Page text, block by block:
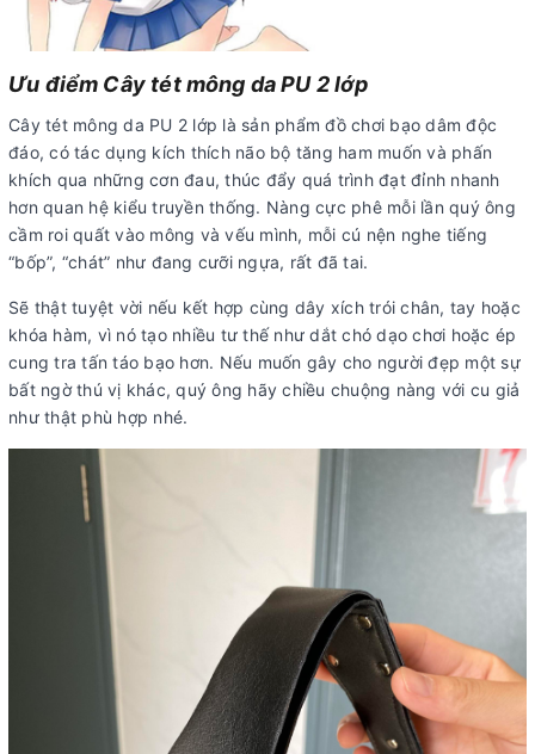
Ưu điểm Cây tét mông da PU 2 lớp
Cây tét mông da PU 2 lớp là sản phẩm đồ chơi bạo dâm độc
đáo, có tác dụng kích thích não bộ tăng ham muốn và phấn
khích qua những cơn đau, thúc đẩy quá trình đạt đỉnh nhanh
hơn quan hệ kiểu truyền thống. Nàng cực phê mỗi lần quý ông
cầm roi quất vào mông và vếu mình, mỗi cú nện nghe tiếng
“bốp”, “chát” như đang cưỡi ngựa, rất đã tai.
Sẽ thật tuyệt vời nếu kết hợp cùng dây xích trói chân, tay hoặc
khóa hàm, vì nó tạo nhiều tư thế như dắt chó dạo chơi hoặc ép
cung tra tấn táo bạo hơn. Nếu muốn gây cho người đẹp một sự
bất ngờ thú vị khác, quý ông hãy chiều chuộng nàng với cu giả
như thật phù hợp nhé.